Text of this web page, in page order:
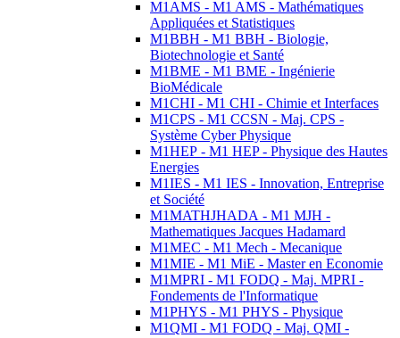
M1AMS - M1 AMS - Mathématiques
Appliquées et Statistiques
M1BBH - M1 BBH - Biologie,
Biotechnologie et Santé
M1BME - M1 BME - Ingénierie
BioMédicale
M1CHI - M1 CHI - Chimie et Interfaces
M1CPS - M1 CCSN - Maj. CPS -
Système Cyber Physique
M1HEP - M1 HEP - Physique des Hautes
Energies
M1IES - M1 IES - Innovation, Entreprise
et Société
M1MATHJHADA - M1 MJH -
Mathematiques Jacques Hadamard
M1MEC - M1 Mech - Mecanique
M1MIE - M1 MiE - Master en Economie
M1MPRI - M1 FODQ - Maj. MPRI -
Fondements de l'Informatique
M1PHYS - M1 PHYS - Physique
M1QMI - M1 FODQ - Maj. QMI -